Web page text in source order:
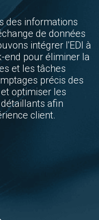
des informations
de données
intégrer l'EDI à
end pour éliminer la
et les tâches
précis des
optimiser les
afin
client.